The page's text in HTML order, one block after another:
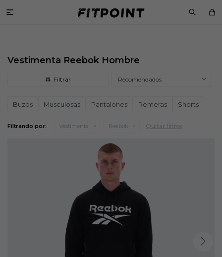

Vestimenta Reebok Hombre
Recomendados
Buzos Musculosas Pantalones Remeras Shorts
Filtrando por: Vestimenta Reebok Quitar filtros